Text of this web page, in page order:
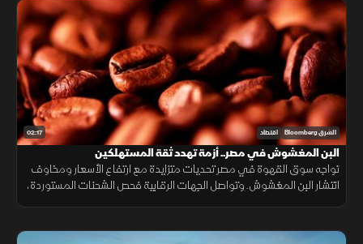
02:17 الشرق Bloomberg اقتصاد
البن المغشوش في مصر.. أزمة تهدد ثقة المستهلكين
تواجه سوق القهوة في مصر تحديات متزايدة مع ارتفاع الأسعار ومخاوف
انتشار البن المغشوش. وتواصل الجهات الرقابية فحص الشحنات المستوردة،